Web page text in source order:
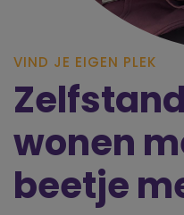
VIND JE EIGEN PLEK
wonen
beetje